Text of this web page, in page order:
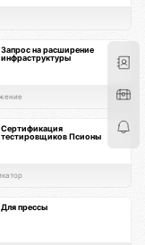
Запрос на расширение
инфраструктуры
Сертификация
тестировщиков Псионы
Для прессы